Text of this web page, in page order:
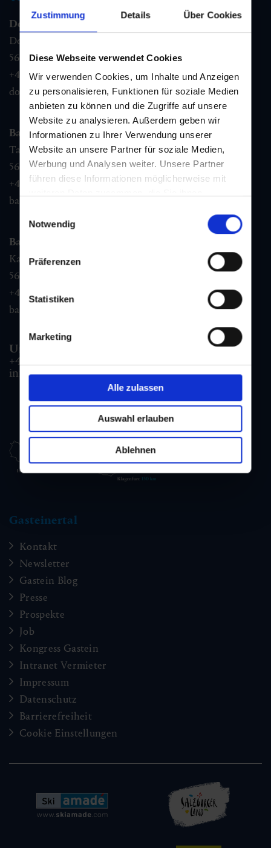
Zustimmung Details Über Cookies
Diese Webseite verwendet Cookies
Wir verwenden Cookies, um Inhalte und Anzeigen
zu personalisieren, Funktionen für soziale Medien
anbieten zu können und die Zugriffe auf unsere
Website zu analysieren. Außerdem geben wir
Informationen zu Ihrer Verwendung unserer
Website an unsere Partner für soziale Medien,
Werbung und Analysen weiter. Unsere Partner
führen diese Informationen möglicherweise mit
Nutzung der Dienste gesammelt haben.
Notwendig
Präferenzen
Statistiken
Marketing
Alle zulassen
Auswahl erlauben
Ablehnen
Dorfgastein
Dorfstraße 1,
5632 Dorfgastein
+43 6432 3393 460
dorfgastein@gastein.com
Bad Hofgastein
Tauernplatz 1,
5630 Bad Hofgastein
+43 6432 3393 260
badhofgastein@gastein.com
Bad Gastein
Kaiser Franz Josefstr. 27,
5640
+43 6432 3393 560
badgastein@gastein.com
Unterkunfts- & Buchungshotline:
+43 6432 3393 990
info@gastein.com
Gasteinertal
Kontakt
Newsletter
Gastein Blog
Presse
Prospekte
Job
Kongress Gastein
Intranet Vermieter
Impressum
Datenschutz
Barrierefreiheit
Cookie Einstellungen